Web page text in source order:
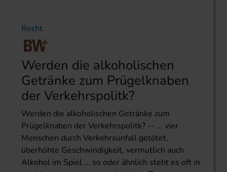
Recht
Werden die alkoholischen
Getränke zum Prügelknaben
der Verkehrspolitk?
Werden die alkoholischen Getränke zum
Prügelknaben der Verkehrspolitk? -- ... vier
Menschen durch Verkehrsunfall getötet,
überhöhte Geschwindigkeit, vermutlich auch
Alkohol im Spiel ... so oder ähnlich steht es oft in